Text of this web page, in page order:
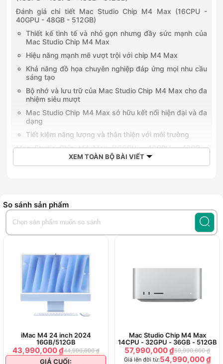
Đánh giá chi tiết Mac Studio Chip M4 Max (16CPU -
40GPU - 48GB - 512GB)
Thiết kế tinh tế và nhỏ gọn nhưng đầy sức mạnh của
Mac Studio Chip M4 Max
Hiệu năng mạnh mẽ vượt trội với chip M4 Max
Khả năng đồ họa chuyên nghiệp đáp ứng mọi nhu cầu
sáng tạo
Bộ nhớ và lưu trữ của Mac Studio Chip M4 Max cho đa
nhiệm siêu mượt
Mac Studio Chip M4 Max sở hữu kết nối hiện đại và đa
dạng
Tiết kiệm năng lượng và thân thiện với môi trường
Mac Studio Chip M4 Max (16CPU - 40GPU - 48GB -
512GB) ra mắt vào thời gian nào?
512GB) chính hãng tại Hoàng Hà Mobile
Apple tiếp tục khẳng định vị thế của mình trong phân khúc
Mac Studio Chip M4 Max (16CPU
đầy ấn tượng với CPU 16 nhân, GPU 40 nhân, bộ nhớ thống
nhất 48GB và ổ lưu trữ SSD 512GB. Chiếc máy này không chỉ
nhỏ gọn mà còn sở hữu hiệu suất vượt xa thế hệ trước. Được
thiết kế dành cho các chuyên gia sáng tạo, Mac Studio M4
Max mang đến khả năng xử lý đồ họa mạnh mẽ, tốc độ truy
xuất dữ liệu siêu nhanh và khả năng kết nối tiên tiến. Nhưng
liệu sản phẩm có thực sự đáng giá so với các lựa chọn khác
tiết dưới đây.
Đặc điểm nổi bật
XEM TOÀN BỘ BÀI VIẾT
So sánh sản phẩm
iMac M4 24 inch 2024
16GB/512GB
43,990,000 ₫44,990,000 ₫
GIÁ CUỐI:
Mac Studio Chip M4 Max
14CPU - 32GPU - 36GB - 512GB
57,990,000 ₫59,990,000 ₫
Giá lên đời từ:54,990,000 ₫